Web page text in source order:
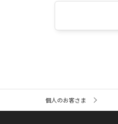
ト
個人のお客さま